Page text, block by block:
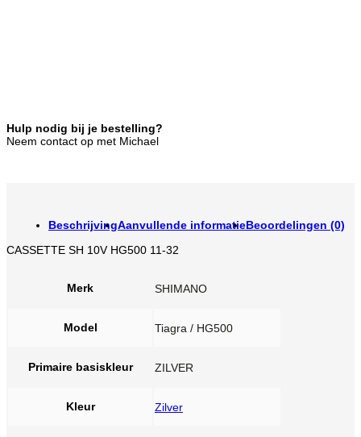
Hulp nodig bij je bestelling?
Neem contact op met Michael
BeschrijvingAanvullende informatieBeoordelingen (0)
CASSETTE SH 10V HG500 11-32
Merk SHIMANO
Model Tiagra / HG500
Primaire basiskleur ZILVER
Kleur Zilver